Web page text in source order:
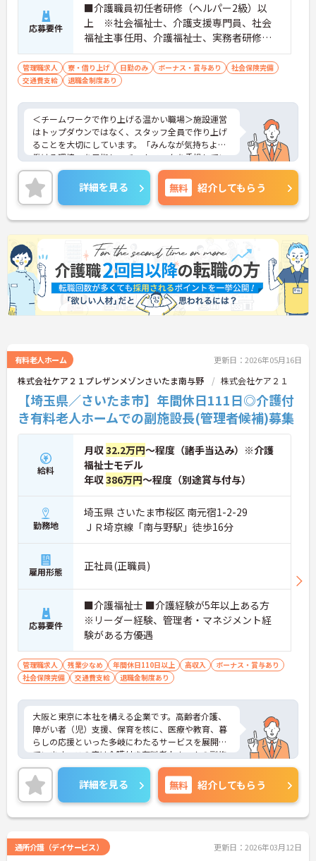
応募要件
■介護職員初任者研修（ヘルパー2級）以
上 ※社会福祉士、介護支援専門員、社会
福祉主事任用、介護福祉士、実務者研修歓
迎 ■管理職、生活相談員、サービス提供責
任者、またはそれらに類する職種での業務
経験をお持ちの方 ■普通自動車免許（AT
管理職求人 寮・借り上げ 日勤のみ ボーナス・賞与あり
社会保険完備
交通費支給
退職金制度あり
＜チームワークで作り上げる温かい職場＞施設運営
はトップダウンではなく、スタッフ全員で作り上げ
ることを大切にしています。「みんなが気持ちよく
働ける環境」を目指し、チームワークを重視してい
るのが特徴です。裁量が大きく任される部分も多い
ため、アイデアや気配りがダイレクトに施設の雰囲
気を良くし、スタッフの笑顔につながるやりがいを
感じられます。
＜学びを応援！充実の研修と資格手当＞「管理職専
用研修」をはじめ、コンプライアンス研修や職種別
専門研修など、成長を支えるプログラムが豊富で
す。また、資格取得への評価も手厚く、スキルアッ
プが収入アップにもつながります。
＜プライベートも大切にできる柔軟な働き方＞年間
休日は117日あり、1時間単位で取得できる有給休暇
や、最大40日まで積み立てられる積立有給休暇な
詳細を見る 無料 紹介してもらう
有料老人ホーム 更新日：2026年05月16日
株式会社ケア２１プレザンメゾンさいたま南与野 株式会社ケア２１
【埼玉県／さいたま市】年間休日111日◎介護付
き有料老人ホームでの副施設長(管理者候補)募集
給料
月収32.2万円～程度（諸手当込み）※介護
福祉士モデル
年収386万円～程度（別途賞与付与）
勤務地
埼玉県 さいたま市桜区 南元宿1-2-29
ＪＲ埼京線「南与野駅」徒歩16分
雇用形態 正社員(正職員)
応募要件
■介護福祉士 ■介護経験が5年以上ある方
※リーダー経験、管理者・マネジメント経
験がある方優遇
管理職求人 残業少なめ 年間休日110日以上 高収入
ボーナス・賞与あり
社会保険完備
交通費支給 退職金制度あり
大阪と東京に本社を構える企業です。高齢者介護、
障がい者（児）支援、保育を核に、医療や教育、暮
らしの応援といった多岐にわたるサービスを展開し
ています。この度は介護付き有料老人ホームの副施
設長として幅広い業務をお任せいたします。これま
でのご経験を活かして即戦力としてご活躍いただき
ます。ご利用者様はもちろん、従業員も活き活きと
働ける環境をつくりませんか？
ご興味ある方には、面接対策ポイントなど、さらに
い！
詳細を見る 無料 紹介してもらう
通所介護（デイサービス） 更新日：2026年03月12日